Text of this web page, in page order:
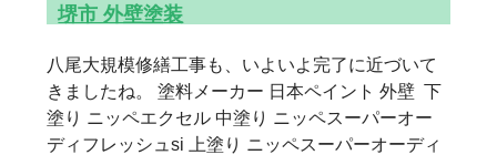
堺市 外壁塗装
八尾大規模修繕工事も、いよいよ完了に近づいて
きましたね。 塗料メーカー 日本ペイント 外壁 下
塗り ニッペエクセル 中塗り ニッペスーパーオー
ディフレッシュsi 上塗り ニッペスーパーオーディ